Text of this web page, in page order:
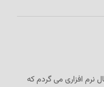
افزاری می گردم که